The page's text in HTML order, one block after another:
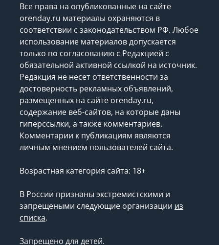
Все права на опубликованные на сайте
orenday.ru материалы охраняются в
соответствии с законодательством РФ. Любое
использование материалов допускается
только по согласованию с Редакцией с
обязательной активной ссылкой на источник.
Редакция не несет ответственности за
достоверность рекламных объявлений,
размещенных на сайте orenday.ru,
содержание веб-сайтов, на которые даны
гиперссылки, а также комментариев.
Комментарии к публикациям являются
личным мнением пользователей сайта.
Возрастная категория сайта: 18+
В России признаны экстремистскими и
запрещеными следующие организации из
списка.
Запрещено для детей.